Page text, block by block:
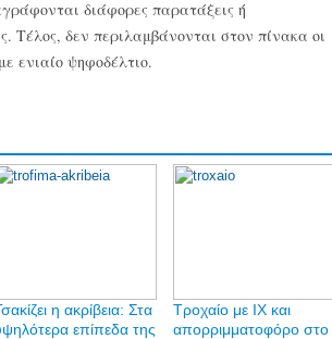
διάφορες παρατάξεις ή
Τέλος, δεν περιλαμβάνονται στον πίνακα οι
ενιαίο ψηφοδέλτιο.
η ακρίβεια: Στα
επίπεδα της
Τροχαίο με ΙΧ και
απορριμματοφόρο στο